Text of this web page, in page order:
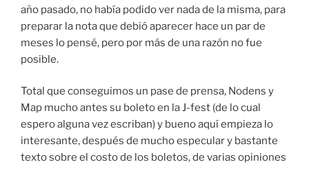
año pasado, no había podido ver nada de la misma, para
preparar la nota que debió aparecer hace un par de
meses lo pensé, pero por más de una razón no fue
posible.
Total que conseguimos un pase de prensa, Nodens y
Map mucho antes su boleto en la J-fest (de lo cual
espero alguna vez escriban) y bueno aquí empieza lo
interesante, después de mucho especular y bastante
texto sobre el costo de los boletos, de varias opiniones